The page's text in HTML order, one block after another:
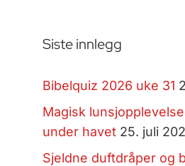
Siste innlegg
Bibelquiz 2026 uke 31
Magisk
under havet 25. juli
Sjeldne duftdråper og